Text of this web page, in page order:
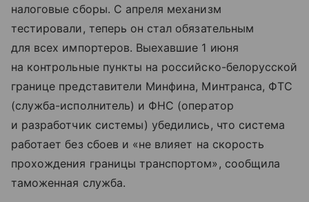
налоговые сборы. С апреля механизм
тестировали, теперь он стал обязательным
для всех импортеров. Выехавшие 1 июня
на контрольные пункты на российско-белорусской
границе представители Минфина, Минтранса, ФТС
(служба-исполнитель) и ФНС (оператор
и разработчик системы) убедились, что система
работает без сбоев и «не влияет на скорость
прохождения границы транспортом», сообщила
таможенная служба.